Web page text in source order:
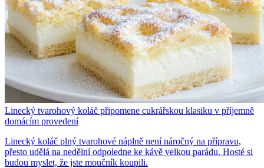
Linecký tvarohový koláč připomene cukrářskou klasiku v příjemně
domácím provedení
Linecký koláč plný tvarohové náplně není náročný na přípravu,
přesto udělá na nedělní odpoledne ke kávě velkou parádu. Hosté si
budou myslet, že jste moučník koupili.